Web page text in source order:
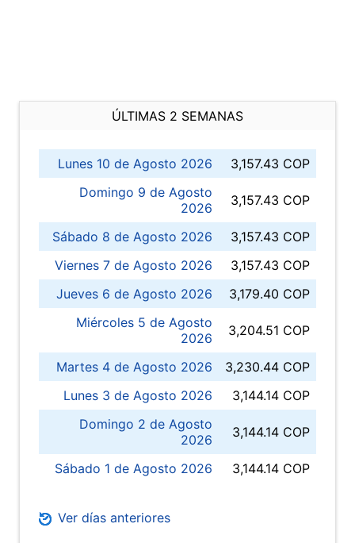
ÚLTIMAS 2 SEMANAS
Lunes 10 de Agosto 2026
3,157.43 COP
Domingo 9 de Agosto
2026
3,157.43 COP
Sábado 8 de Agosto 2026
3,157.43 COP
Viernes 7 de Agosto 2026
3,157.43 COP
Jueves 6 de Agosto 2026
3,179.40 COP
Miércoles 5 de Agosto
2026
3,204.51 COP
Martes 4 de Agosto 2026
3,230.44 COP
Lunes 3 de Agosto 2026
3,144.14 COP
Domingo 2 de Agosto
2026
3,144.14 COP
Sábado 1 de Agosto 2026 3,144.14 COP
Ver días anteriores